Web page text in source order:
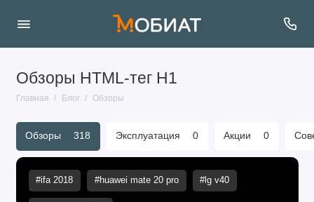
Обзоры HTML-тег H1
Главная Блог Обзоры
Обзоры 318 Эксплуатация 0 Акции 0
#ifa 2018 #huawei mate 20 pro #lg v40